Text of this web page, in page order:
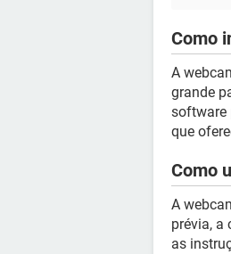
Como
A
grande
software
que
Como
A
prévia, a
as